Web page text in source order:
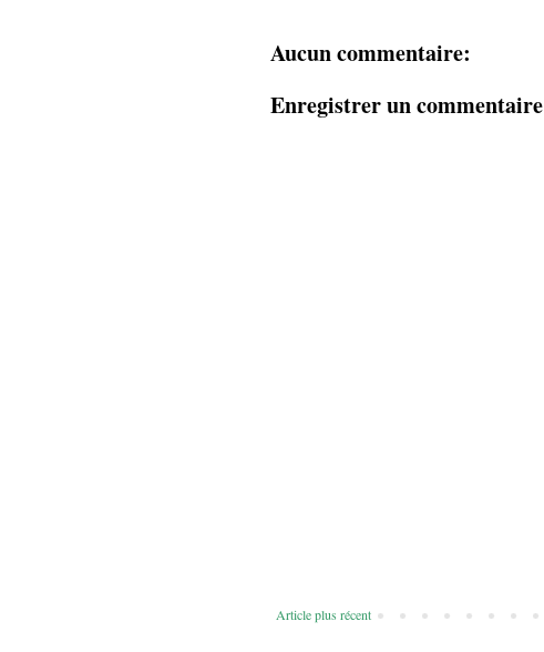
Aucun commentaire:
Enregistrer un commentaire
Article plus récent